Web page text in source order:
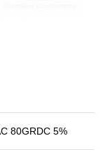
80GRDC 5%